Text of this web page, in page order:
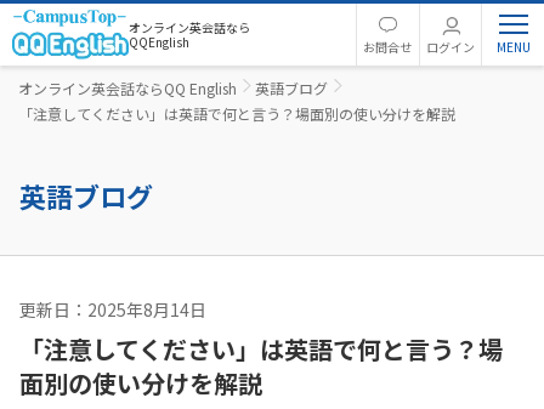
オンライン英会話なら
QQEnglish
お問合せ ログイン
オンライン英会話ならQQ English
英語ブログ
「注意してください」は英語で何と言う？場面別の使い分けを解説
英語ブログ
更新日：2025年8月14日
「注意してください」は英語で何と言う？場
面別の使い分けを解説